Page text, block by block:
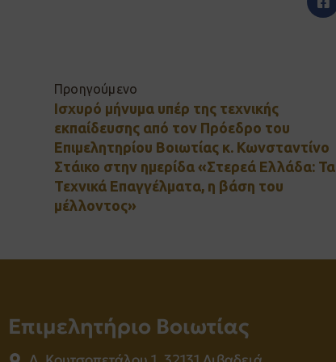
Προηγούμενο
Ισχυρό μήνυμα υπέρ της τεχνικής
εκπαίδευσης από τον Πρόεδρο του
Επιμελητηρίου Βοιωτίας κ. Κωνσταντίνο
Στάικο στην ημερίδα «Στερεά Ελλάδα: Τα
Τεχνικά Επαγγέλματα, η βάση του
μέλλοντος»
Επιμελητήριο Βοιωτίας